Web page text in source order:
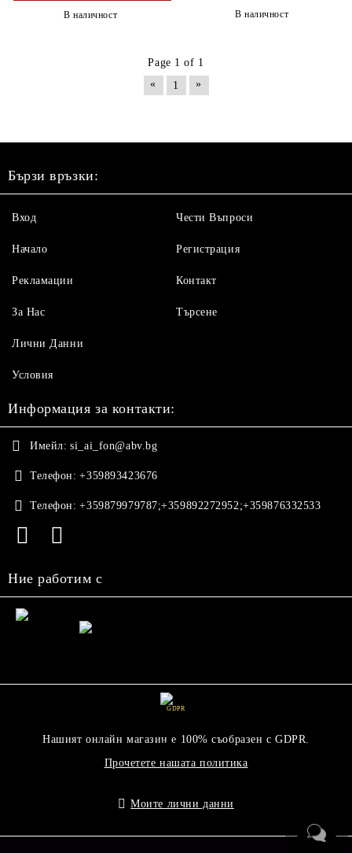
В наличност В наличност
Page 1 of 1
«
1 »
Бързи връзки:
Вход
Начало
Рекламации
За Нас
Чести Въпроси
Регистрация
Контакт
Търсене
Лични Данни
Условия
Информация за контакти:
Имейл: si_ai_fon@abv.bg
Телефон: +359893423676
Телефон: +359879979787;+359892272952;+359876332533
Ние работим с
GDPR
Нашият онлайн магазин е 100% съобразен с GDPR.
Прочетете нашата политика
Моите лични данни